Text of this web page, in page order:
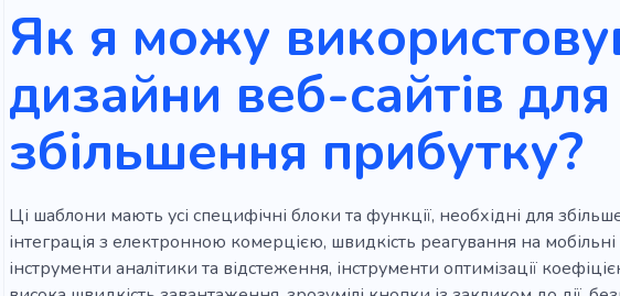
Як я можу
дизайни веб-сайтів для
збільшення прибутку?
Ці шаблони мають усі специфічні блоки та функції, необхідні для
інтеграція з електронною комерцією, швидкість реагування на мобільні
інструменти аналітики та відстеження, інструменти оптимізації